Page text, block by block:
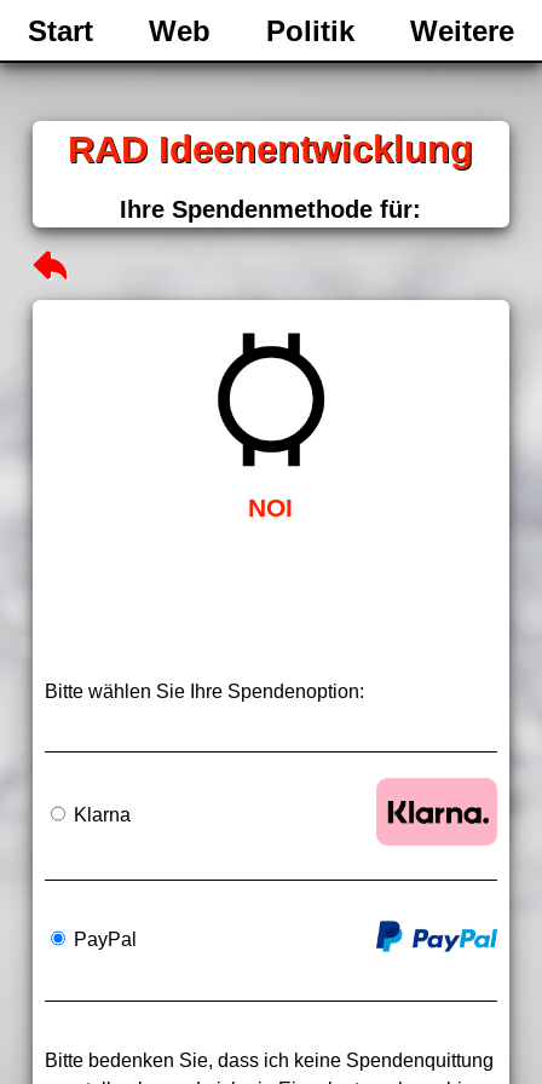
Start Web Politik Weitere
RAD Ideenentwicklung
Ihre Spendenmethode für:
NOI
Bitte wählen Sie Ihre Spendenoption:
Klarna
PayPal
Bitte bedenken Sie, dass ich keine Spendenquittung